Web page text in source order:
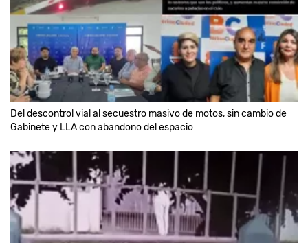
Del descontrol vial al secuestro masivo de motos, sin cambio de
Gabinete y LLA con abandono del espacio